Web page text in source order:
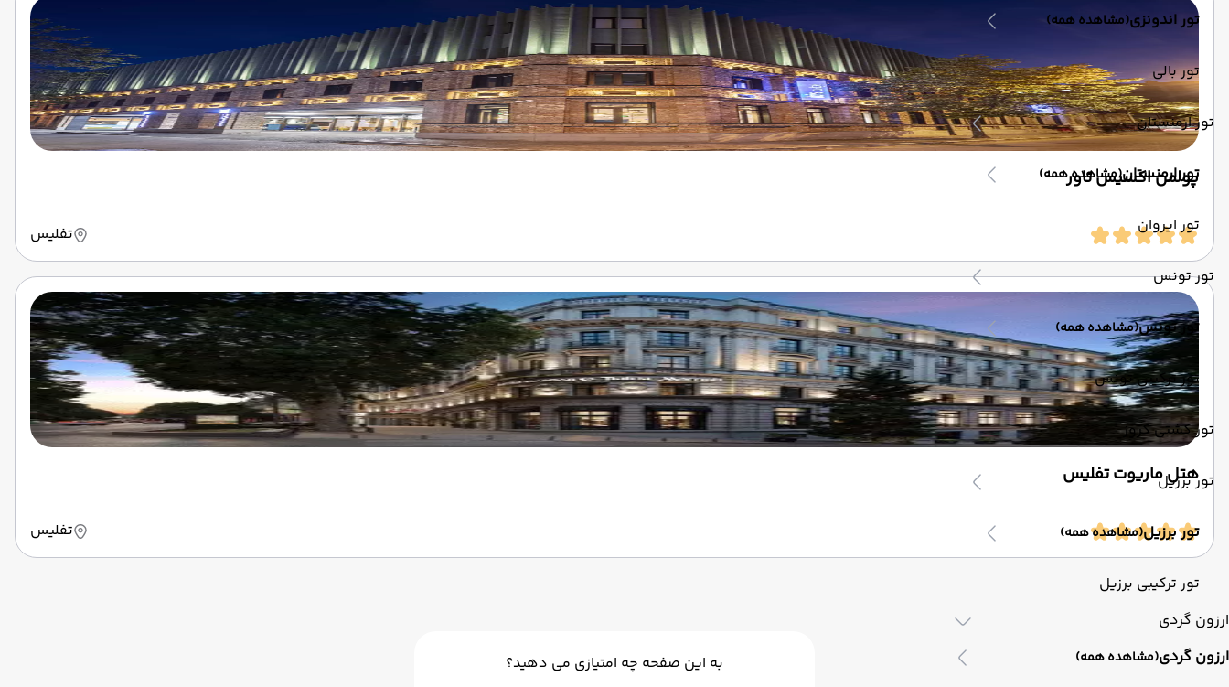
تور اندونزی(مشاهده همه)
تور بالی
تور ارمنستان
تور ارمنستان(مشاهده همه)
تور ایروان
تور تونس
تور تونس(مشاهده همه)
تور ترکیبی تونس
تور کشتی کروز
تور برزیل
تور برزیل(مشاهده همه)
تور ترکیبی برزیل
ارزون گردی
ارزون گردی(مشاهده همه)
پولمن اکسیس تاور
تفلیس
هتل ماریوت تفلیس
تفلیس
به این صفحه چه امتیازی می دهید؟